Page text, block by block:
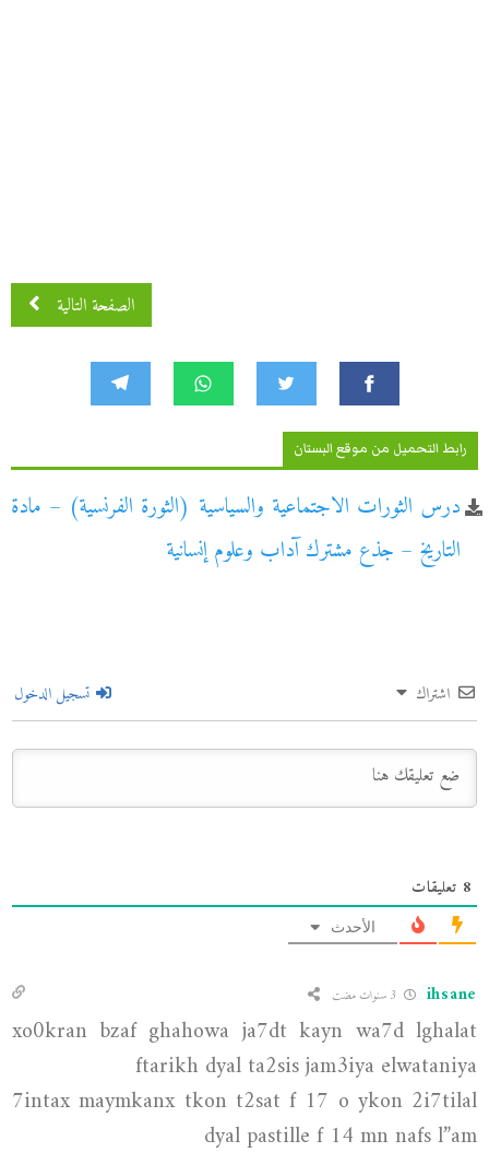
الصفحة التالية
رابط التحميل من موقع البستان
درس الثورات الاجتماعية والسياسية (الثورة الفرنسية) – مادة
التاريخ – جذع مشترك آداب وعلوم إنسانية
اشتراك تسجيل الدخول
8 تعليقات
الأحدث
ihsane
xo0kran bzaf ghahowa ja7dt kayn wa7d lghalat
ftarikh dyal ta2sis jam3iya elwataniya
7intax maymkanx tkon t2sat f 17 o ykon 2i7tilal
dyal pastille f 14 mn nafs l”am